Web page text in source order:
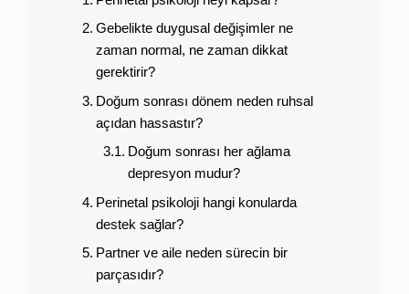
Gebelikte duygusal değişimler ne
zaman normal, ne zaman dikkat
gerektirir?
Doğum sonrası dönem neden ruhsal
açıdan hassastır?
Doğum sonrası her ağlama
depresyon mudur?
Perinetal psikoloji hangi konularda
destek sağlar?
Partner ve aile neden sürecin bir
parçasıdır?